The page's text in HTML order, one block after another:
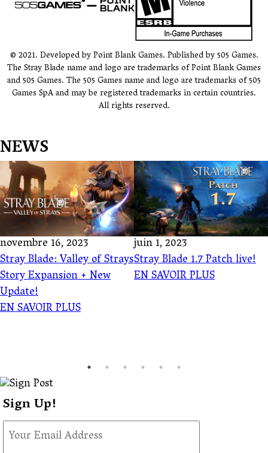
© 2021. Developed by Point Blank Games. Published by 505 Games.
The Stray Blade name and logo are trademarks of Point Blank Games
and 505 Games. The 505 Games name and logo are trademarks of 505
Games SpA and may be registered trademarks in certain countries.
All rights reserved.
NEWS
novembre 16, 2023
Stray Blade: Valley of Strays
Story Expansion + New
Update!
EN SAVOIR PLUS
juin 1, 2023
Stray Blade 1.7 Patch live!
EN SAVOIR PLUS
Sign Up!